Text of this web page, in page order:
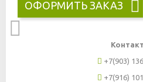
ОФОРМИТЬ ЗАКАЗ
+7(903)
+7(916)